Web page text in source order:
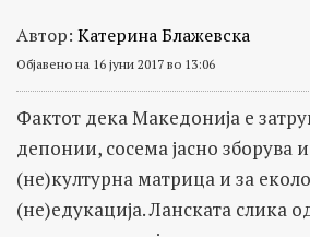
Автор: Катерина Блажевска
Објавено на 16 јуни 2017 во 13:06
Фактот дека Македонија е
депонии, сосема јасно зборува
(не)културна матрица и за
(не)едукација. Ланската слика